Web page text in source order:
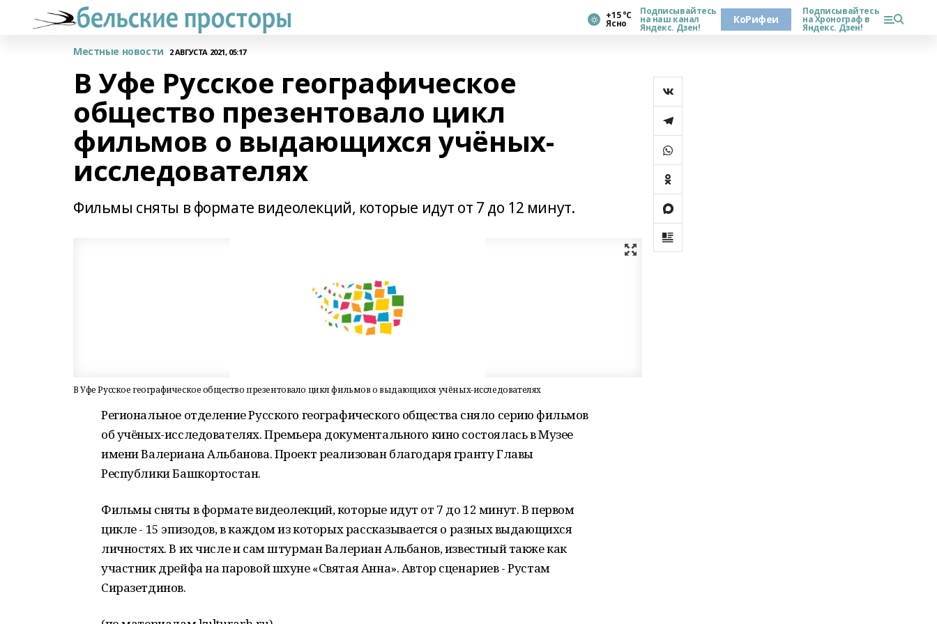
+15 °С
Ясно
Подписывайтесь
на наш канал
Яндекс. Дзен!
КоРифеи
Подписывайтесь
на Хронограф в
Яндекс. Дзен!
Местные новости 2 АВГУСТА 2021, 05:17
В Уфе Русское географическое
общество презентовало цикл
фильмов о выдающихся учёных-
исследователях
Фильмы сняты в формате видеолекций, которые идут от 7 до 12 минут.
В Уфе Русское географическое общество презентовало цикл фильмов о выдающихся учёных-исследователях
Региональное отделение Русского географического общества сняло серию фильмов
об учёных-исследователях. Премьера документального кино состоялась в Музее
имени Валериана Альбанова. Проект реализован благодаря гранту Главы
Республики Башкортостан.
Фильмы сняты в формате видеолекций, которые идут от 7 до 12 минут. В первом
цикле - 15 эпизодов, в каждом из которых рассказывается о разных выдающихся
личностях. В их числе и сам штурман Валериан Альбанов, известный также как
участник дрейфа на паровой шхуне «Святая Анна». Автор сценариев - Рустам
Сиразетдинов.